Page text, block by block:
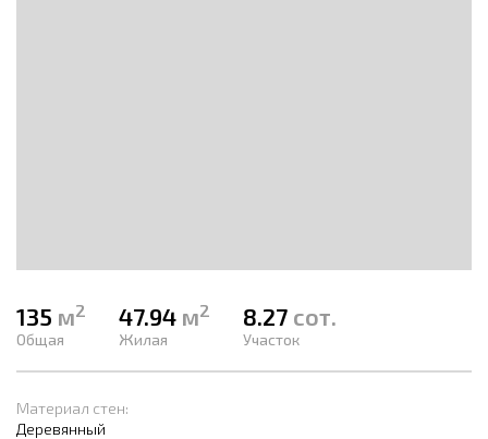
135 м2
Общая
47.94 м2
Жилая
8.27 сот.
Участок
Материал стен:
Деревянный